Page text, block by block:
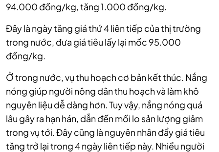
94.000 đồng/kg, tăng 1.000 đồng/kg.
Đây là ngày tăng giá thứ 4 liên tiếp của thị trường
trong nước, đưa giá tiêu lấy lại mốc 95.000
đồng/kg.
Ở trong nước, vụ thu hoạch cơ bản kết thúc. Nắng
nóng giúp người nông dân thu hoạch và làm khô
nguyên liệu dễ dàng hơn. Tuy vậy, nắng nóng quá
lâu gây ra hạn hán, dẫn đến mối lo sản lượng giảm
trong vụ tới. Đây cũng là nguyên nhân đẩy giá tiêu
tăng trở lại trong 4 ngày liên tiếp này. Nhiều người